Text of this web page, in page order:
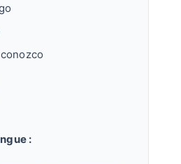
: